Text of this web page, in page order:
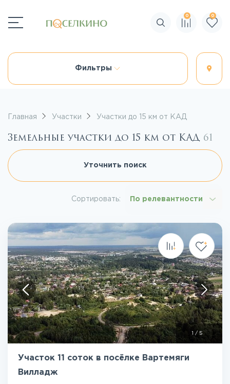
Поиск по сайту
0 0
Фильтры
Главная Участки Участки до 15 км от КАД
Земельные участки до 15 км от КАД 61
Уточнить поиск
Сортировать: По релевантности
/ 5
Участок 11 соток в посёлке Вартемяги
Вилладж